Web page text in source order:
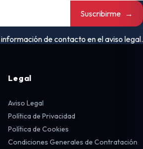
Suscribirme →
de contacto en el aviso legal.
Legal
Aviso Legal
Política de Privacidad
Política de Cookies
Condiciones Generales de Contratación